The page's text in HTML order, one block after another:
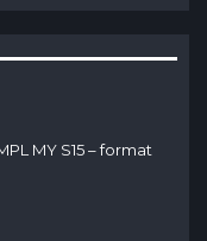
MY S15 – format